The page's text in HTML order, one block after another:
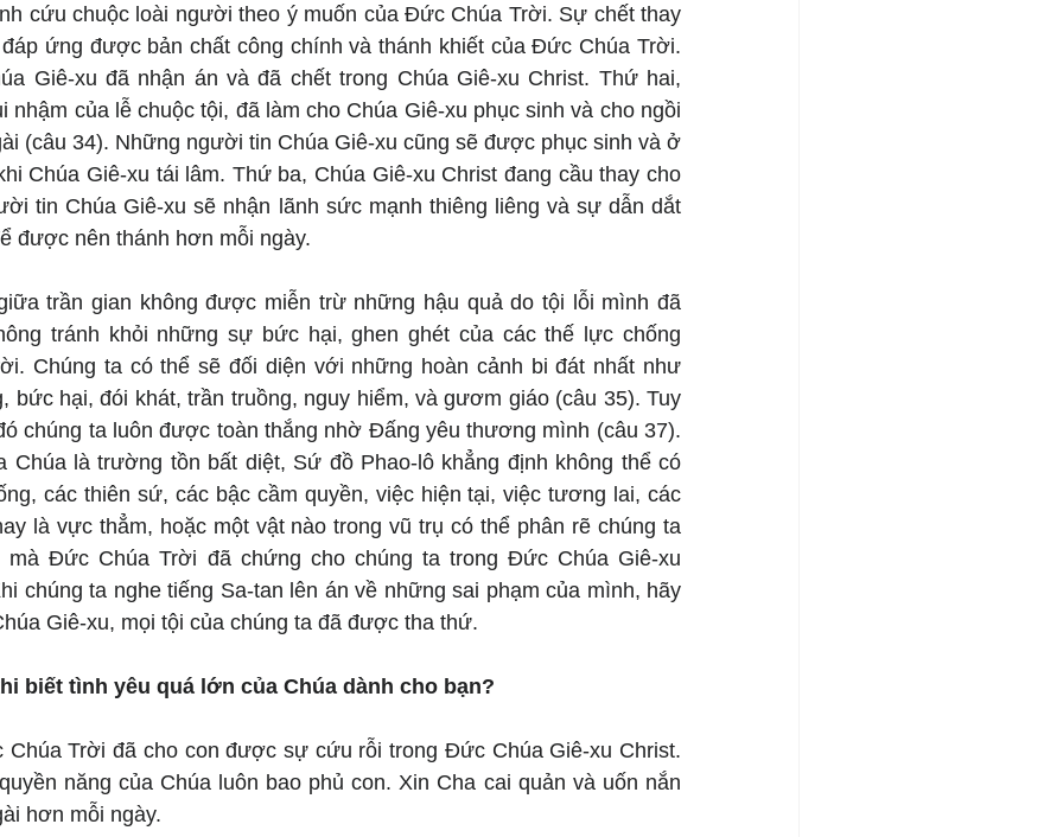
cứu chuộc loài người theo ý muốn của Đức Chúa Trời. Sự chết thay
ứng được bản chất công chính và thánh khiết của Đức Chúa Trời.
Giê-xu đã nhận án và đã chết trong Chúa Giê-xu Christ. Thứ hai,
nhậm của lễ chuộc tội, đã làm cho Chúa Giê-xu phục sinh và cho ngồi
(câu 34). Những người tin Chúa Giê-xu cũng sẽ được phục sinh và ở
Chúa Giê-xu tái lâm. Thứ ba, Chúa Giê-xu Christ đang cầu thay cho
tin Chúa Giê-xu sẽ nhận lãnh sức mạnh thiêng liêng và sự dẫn dắt
được nên thánh hơn mỗi ngày.
trần gian không được miễn trừ những hậu quả do tội lỗi mình đã
tránh khỏi những sự bức hại, ghen ghét của các thế lực chống
Chúng ta có thể sẽ đối diện với những hoàn cảnh bi đát nhất như
bức hại, đói khát, trần truồng, nguy hiểm, và gươm giáo (câu 35). Tuy
chúng ta luôn được toàn thắng nhờ Đấng yêu thương mình (câu 37).
Chúa là trường tồn bất diệt, Sứ đồ Phao-lô khẳng định không thể có
các thiên sứ, các bậc cầm quyền, việc hiện tại, việc tương lai, các
là vực thẳm, hoặc một vật nào trong vũ trụ có thể phân rẽ chúng ta
Đức Chúa Trời đã chứng cho chúng ta trong Đức Chúa Giê-xu
chúng ta nghe tiếng Sa-tan lên án về những sai phạm của mình, hãy
Giê-xu, mọi tội của chúng ta đã được tha thứ.
biết tình yêu quá lớn của Chúa dành cho bạn?
Chúa Trời đã cho con được sự cứu rỗi trong Đức Chúa Giê-xu Christ.
năng của Chúa luôn bao phủ con. Xin Cha cai quản và uốn nắn
hơn mỗi ngày.